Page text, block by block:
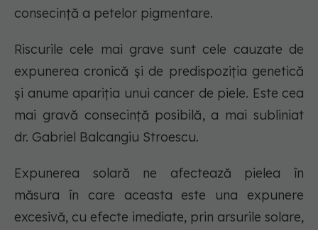
consecință a petelor pigmentare.
Riscurile cele mai grave sunt cele cauzate de
expunerea cronică și de predispoziția genetică
și anume apariția unui cancer de piele. Este cea
mai gravă consecință posibilă, a mai subliniat
dr. Gabriel Balcangiu Stroescu.
Expunerea solară ne afectează pielea în
măsura în care aceasta este una expunere
excesivă, cu efecte imediate, prin arsurile solare,